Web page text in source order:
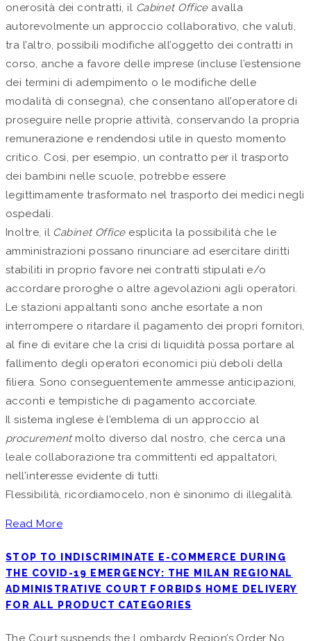
onerosità dei contratti, il Cabinet Officeavalla
autorevolmente un approccio collaborativo, che valuti,
tra l’altro, possibili modifiche all’oggetto dei contratti in
corso, anche a favore delle imprese (incluse l’estensione
dei termini di adempimento o le modifiche delle
modalità di consegna), che consentano all’operatore di
proseguire nelle proprie attività, conservando la propria
remunerazione e rendendosi utile in questo momento
critico. Così, per esempio, un contratto per il trasporto
dei bambini nelle scuole, potrebbe essere
legittimamente trasformato nel trasporto dei medici negli
ospedali.
Inoltre, il Cabinet Officeesplicita la possibilità che le
amministrazioni possano rinunciare ad esercitare diritti
stabiliti in proprio favore nei contratti stipulati e/o
accordare proroghe o altre agevolazioni agli operatori.
Le stazioni appaltanti sono anche esortate a non
interrompere o ritardare il pagamento dei propri fornitori,
al fine di evitare che la crisi di liquidità possa portare al
fallimento degli operatori economici più deboli della
filiera. Sono conseguentemente ammesse anticipazioni,
acconti e tempistiche di pagamento accorciate.
Il sistema inglese è l’emblema di un approccio al
procurementmolto diverso dal nostro, che cerca una
leale collaborazione tra committenti ed appaltatori,
nell’interesse evidente di tutti.
Flessibilità, ricordiamocelo, non è sinonimo di illegalità.
Read More
STOP TO INDISCRIMINATE E-COMMERCE DURING
THE COVID-19 EMERGENCY: THE MILAN REGIONAL
ADMINISTRATIVE COURT FORBIDS HOME DELIVERY
FOR ALL PRODUCT CATEGORIES
The Court suspends the Lombardy Region’s Order No.